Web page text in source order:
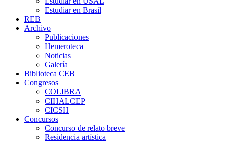
Estudiar en Brasil
REB
Archivo
Publicaciones
Hemeroteca
Noticias
Galería
Biblioteca CEB
Congresos
COLIBRA
CIHALCEP
CICSH
Concursos
Concurso de relato breve
Residencia artística